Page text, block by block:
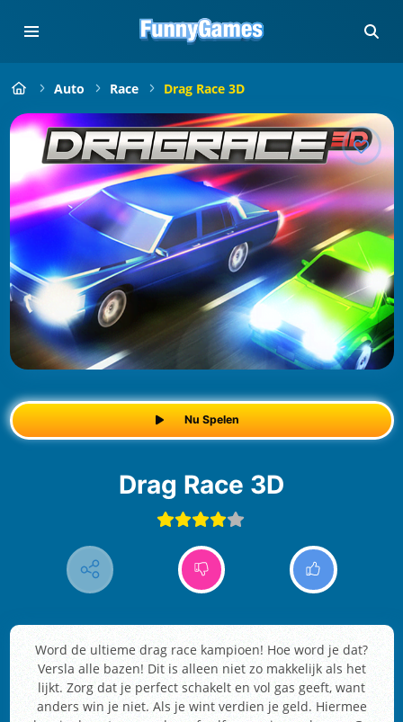
Auto Race Drag Race 3D
Nu Spelen
Drag Race 3D
Word de ultieme drag race kampioen! Hoe word je dat?
Versla alle bazen! Dit is alleen niet zo makkelijk als het
lijkt. Zorg dat je perfect schakelt en vol gas geeft, want
anders win je niet. Als je wint verdien je geld. Hiermee